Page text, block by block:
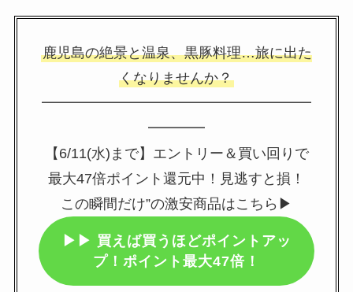
鹿児島の絶景と温泉、黒豚料理…旅に出た
くなりませんか？
━━━━━━━━━━━━━━━━━━━
━━━━
【6/11(水)まで】エントリー＆買い回りで
最大47倍ポイント還元中！見逃すと損！
この瞬間だけ”の激安商品はこちら▶
▶▶ 買えば買うほどポイントアッ
プ！ポイント最大47倍！